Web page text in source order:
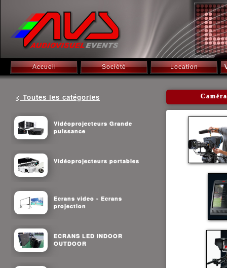
Accueil Société Location
< Toutes les catégories
Vidéoprojecteurs Grande
puissance
Vidéoprojecteurs portables
Ecrans video - Ecrans
projection
ECRANS LED INDOOR
OUTDOOR